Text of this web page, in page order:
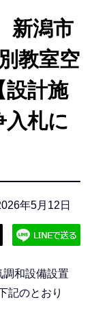
新潟市
教室空
設計施
入札に
年5月12日
和設備設置
記のとおり